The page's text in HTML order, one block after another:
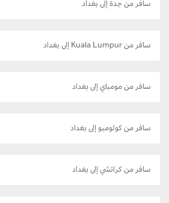
سافر من جدة إلى بغداد
سافر من Kuala Lumpur إلى بغداد
سافر من مومباي إلى بغداد
سافر من كولومبو إلى بغداد
سافر من كراتشي إلى بغداد